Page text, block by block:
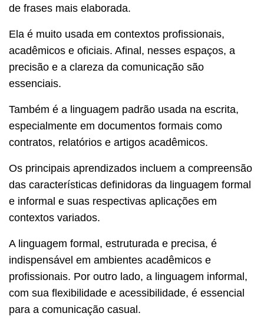
de frases mais elaborada.
Ela é muito usada em contextos profissionais,
acadêmicos e oficiais. Afinal, nesses espaços, a
precisão e a clareza da comunicação são
essenciais.
Também é a linguagem padrão usada na escrita,
especialmente em documentos formais como
contratos, relatórios e artigos acadêmicos.
Os principais aprendizados incluem a compreensão
das características definidoras da linguagem formal
e informal e suas respectivas aplicações em
contextos variados.
A linguagem formal, estruturada e precisa, é
indispensável em ambientes acadêmicos e
profissionais. Por outro lado, a linguagem informal,
com sua flexibilidade e acessibilidade, é essencial
para a comunicação casual.